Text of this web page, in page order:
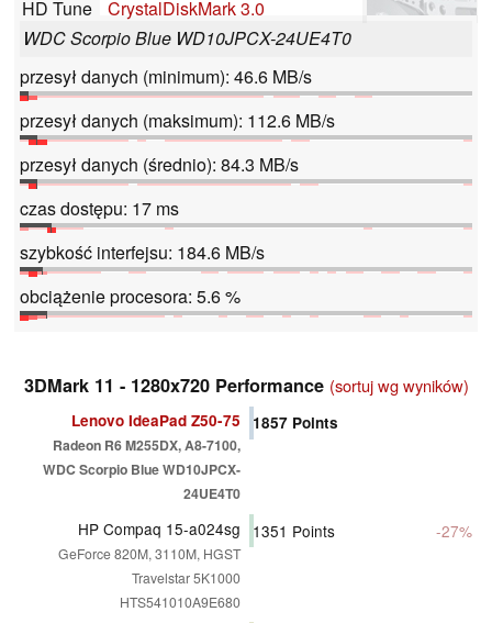
HD Tune
CrystalDiskMark 3.0
WDC Scorpio Blue WD10JPCX-24UE4T0
przesył danych (minimum): 46.6 MB/s
przesył danych (maksimum): 112.6 MB/s
przesył danych (średnio): 84.3 MB/s
czas dostępu: 17 ms
szybkość interfejsu: 184.6 MB/s
obciążenie procesora: 5.6 %
3DMark 11 - 1280x720 Performance (sortuj wg wyników)
Lenovo IdeaPad Z50-75
Radeon R6 M255DX, A8-7100,
WDC Scorpio Blue WD10JPCX-
24UE4T0
1857 Points
HP Compaq 15-a024sg
GeForce 820M, 3110M, HGST
Travelstar 5K1000
HTS541010A9E680
1351 Points -27%